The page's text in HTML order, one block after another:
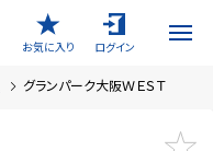
お気に入り
ログイン
グランパーク大阪ＷＥＳＴ